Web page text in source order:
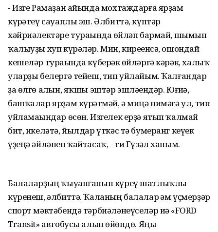
- Изге Рамаҙан айында мохтаждарға ярҙам
күрһәтеү сауаплы эш. Әлбиттә, күптәр
хәйриәлектәре тураһында һөйләп бармай, шымып
ҡалыуҙы хуп күрәләр. Мин, киреһенсә, ошондай
кешеләр тураһында күберәк һөйләргә кәрәк, халыҡ
уларҙы белергә тейеш, тип уйлайым. Ҡалғандар
ҙа өлгө алһын, яҡшы эштәр эшләһендәр. Юғиһә,
башҡалар ярҙам күрһәтмәй, ә миңә нимәгә ул, тип
уйламаһындар өсөн. Изгелек ерҙә ятып ҡалмай
бит, икеләтә, йылдар үткәс тә бумеранг кеүек
үҙеңә әйләнеп ҡайтасаҡ, - ти Гүзәл ханым.
Балаларҙың ҡыуанғанын күреү шатлыҡлы
күренеш, әлбиттә. Ҡаланың балалар һәм үҫмерҙәр
спорт мәктәбендә тәрбиәләнеүселәр иһә «FORD
Transit» автобусы алып һөйөндө. Яңы